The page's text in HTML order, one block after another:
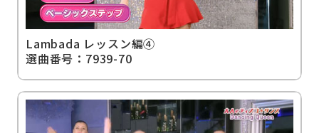
Lambada レッスン編④
選曲番号：7939-70